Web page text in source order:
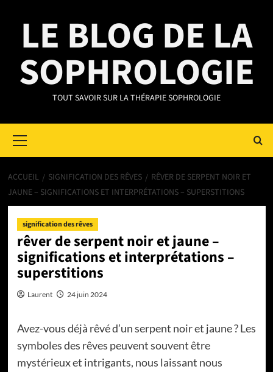
LE BLOG DE LA
SOPHROLOGIE
TOUT SAVOIR SUR LA THÉRAPIE SOPHROLOGIE
Menu
ACCUEIL SIGNIFICATION DES RÊVES
RÊVER DE SERPENT NOIR ET
JAUNE – SIGNIFICATIONS ET INTERPRÉTATIONS – SUPERSTITIONS
signification des rêves
rêver de serpent noir et jaune –
significations et interprétations –
superstitions
Laurent 24 juin 2024
Avez-vous déjà rêvé d’un serpent noir et jaune ? Les
symboles des rêves peuvent souvent être
mystérieux et intrigants, nous laissant nous